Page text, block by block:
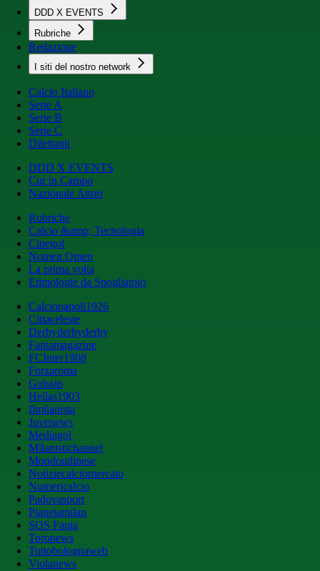
DDD X EVENTS
Rubriche
Redazione
I siti del nostro network
Calcio Italiano
Serie A
Serie B
Serie C
Dilettanti
DDD X EVENTS
Cur in Campo
Nazionale Attori
Rubriche
Calcio &amp; Tecnologia
Cinegol
Nomen Omen
La prima volta
Etimologie da Spogliatoio
Calcionapoli1926
Cittaceleste
Derbyderbyderby
Fantamagazine
FCInter1908
Forzaroma
Golssip
Hellas1903
Ilmilanista
Juvenews
Mediagol
Milanistichannel
Mondoudinese
Notiziecalciomercato
Numericalcio
Padovasport
Pianetamilan
SOS Fanta
Toronews
Tuttobolognaweb
Violanews